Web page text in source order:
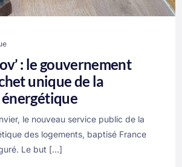
: le gouvernement
unique de la
le nouveau service public de la
des logements, baptisé France
Le but […]